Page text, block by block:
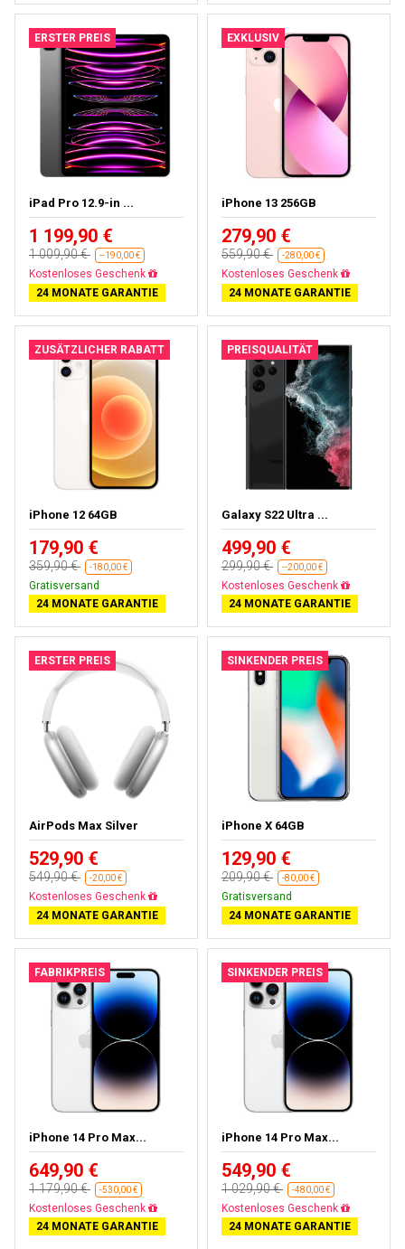
ERSTER PREIS
iPad Pro 12.9-in ...
1 199,90 €
1 009,90 € --190,00 €
Fast ausverkauft
24 MONATE GARANTIE
EXKLUSIV
iPhone 13 256GB
279,90 €
559,90 € -280,00 €
Gratisversand
24 MONATE GARANTIE
ZUSÄTZLICHER RABATT
iPhone 12 64GB
179,90 €
359,90 € -180,00 €
Gratisversand
24 MONATE GARANTIE
PREISQUALITÄT
Galaxy S22 Ultra ...
499,90 €
299,90 € --200,00 €
Fast ausverkauft
24 MONATE GARANTIE
ERSTER PREIS
AirPods Max Silver
529,90 €
549,90 € -20,00 €
Fast ausverkauft
24 MONATE GARANTIE
SINKENDER PREIS
iPhone X 64GB
129,90 €
209,90 € -80,00 €
Gratisversand
24 MONATE GARANTIE
FABRIKPREIS
iPhone 14 Pro Max...
649,90 €
1 179,90 € -530,00 €
Gratisversand
24 MONATE GARANTIE
SINKENDER PREIS
iPhone 14 Pro Max...
549,90 €
1 029,90 € -480,00 €
Gratisversand
24 MONATE GARANTIE